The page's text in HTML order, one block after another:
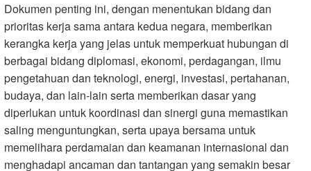
Dokumen penting ini, dengan menentukan bidang dan
prioritas kerja sama antara kedua negara, memberikan
kerangka kerja yang jelas untuk memperkuat hubungan di
berbagai bidang diplomasi, ekonomi, perdagangan, ilmu
pengetahuan dan teknologi, energi, investasi, pertahanan,
budaya, dan lain-lain serta memberikan dasar yang
diperlukan untuk koordinasi dan sinergi guna memastikan
saling menguntungkan, serta upaya bersama untuk
memelihara perdamaian dan keamanan internasional dan
menghadapi ancaman dan tantangan yang semakin besar